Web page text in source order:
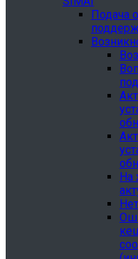
Подача
На